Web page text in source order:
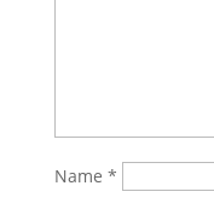
Name *